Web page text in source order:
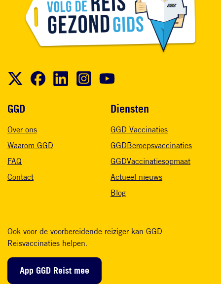
Voet
GGD
Over ons
Waarom GGD
FAQ
Contact
Diensten
GGD Vaccinaties
GGDBeroepsvaccinaties
GGDVaccinatiesopmaat
Actueel nieuws
Blog
Ook voor de voorbereidende reiziger kan GGD
Reisvaccinaties helpen.
App GGD Reist mee